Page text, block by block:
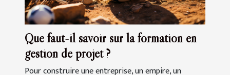
Que faut-il savoir sur la formation en
gestion de projet ?
Pour construire une entreprise, un empire, un